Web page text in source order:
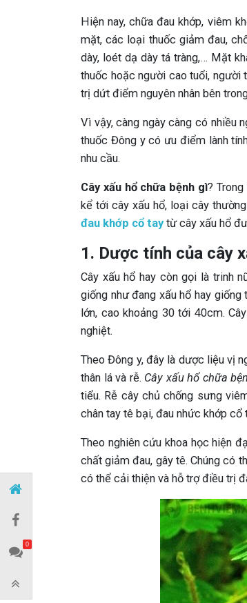
Hiện nay, chữa đau khớp, viêm
mặt, các loại thuốc giảm đau,
dày, loét dạ dày tá tràng,… Mặt
thuốc hoặc người cao tuổi, người
trị dứt điểm nguyên nhân bên
Vì vậy, càng ngày càng có nhiều
thuốc Đông y có ưu điểm lành
nhu cầu.
Cây xấu hổ chữa bệnh gì?
kể tới cây xấu hổ, loại cây
đau khớp cổ taytừ cây xấu hổ
1. Dược tính của cây
Cây xấu hổ hay còn gọi là trinh
giống như đang xấu hổ hay
lớn, cao khoảng 30 tới 40cm.
nghiệt.
Theo Đông y, đây là dược liệu vị
thân lá và rễ. Cây xấu hổ chữa
tiểu. Rễ cây chủ chống sưng
chân tay tê bại, đau nhức khớp cổ
Theo nghiên cứu khoa học hiện
chất giảm đau, gây tê. Chúng có
có thể cải thiện và hỗ trợ điều trị
0